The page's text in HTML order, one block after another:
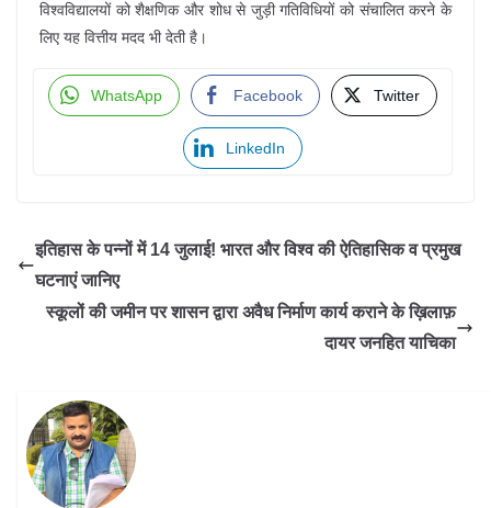
विश्वविद्यालयों को शैक्षणिक और शोध से जुड़ी गतिविधियों को संचालित करने के
लिए यह वित्तीय मदद भी देती है।
WhatsApp Facebook Twitter
LinkedIn
इतिहास के पन्नों में 14 जुलाई! भारत और विश्व की ऐतिहासिक व प्रमुख
घटनाएं जानिए
स्कूलों की जमीन पर शासन द्वारा अवैध निर्माण कार्य कराने के ख़िलाफ़
दायर जनहित याचिका